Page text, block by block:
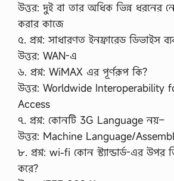
উত্তর: দুই বা তার অধিক ভিন্ন ধরনের
করার কাজে
৫. প্রশ্ন: সাধারণত ইনফ্রারেড ডিভাইস
উত্তর: WAN-এ
৬. প্রশ্ন: WiMAX এর পূর্ণরূপ কি?
উত্তর: Worldwide Interoperability
Access
৭. প্রশ্ন: কোনটি 3G Language নয়–
উত্তর: Machine Language/
৮. প্রশ্ন: wi-fi কোন স্ট্যান্ডার্ড-এর উপর
করে?